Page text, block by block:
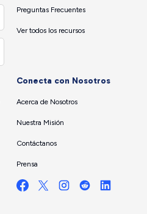
Preguntas Frecuentes
Ver todos los recursos
Conecta con Nosotros
Acerca de Nosotros
Nuestra Misión
Contáctanos
Prensa